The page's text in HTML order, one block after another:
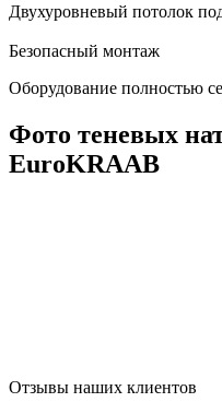
Двухуровневый потолок
Безопасный монтаж
Оборудование полностью
Фото теневых
EuroKRAAB
Отзывы наших клиентов